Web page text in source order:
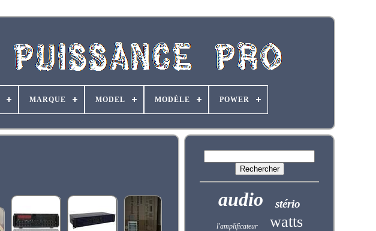
MARQUE MODEL MODÈLE POWER
audio stério
l'amplificateur watts